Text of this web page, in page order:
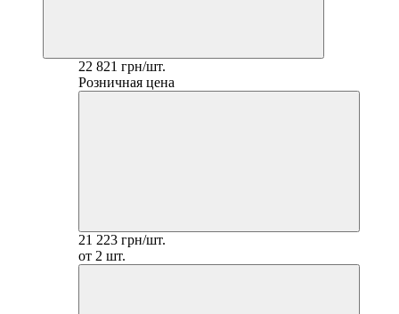
22 821 грн/шт.
Розничная цена
21 223 грн/шт.
от 2 шт.